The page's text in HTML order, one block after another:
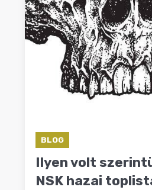
BLOG
Ilyen volt
NSK hazai